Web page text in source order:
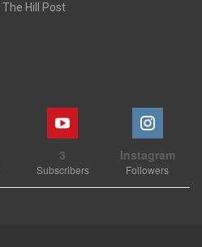
The Hill Post
3
Subscribers
Instagram
Followers